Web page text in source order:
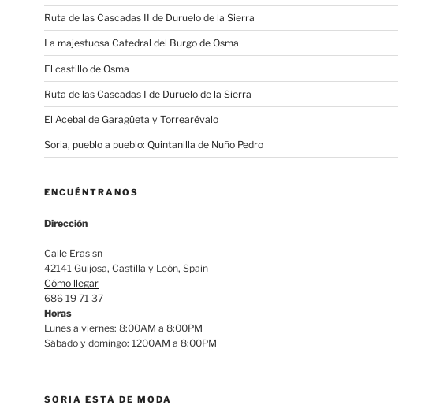
Ruta de las Cascadas II de Duruelo de la Sierra
La majestuosa Catedral del Burgo de Osma
El castillo de Osma
Ruta de las Cascadas I de Duruelo de la Sierra
El Acebal de Garagüeta y Torrearévalo
Soria, pueblo a pueblo: Quintanilla de Nuño Pedro
ENCUÉNTRANOS
Dirección
Calle Eras sn
42141 Guijosa, Castilla y León, Spain
Cómo llegar
686 19 71 37
Horas
Lunes a viernes: 8:00AM a 8:00PM
Sábado y domingo: 1200AM a 8:00PM
SORIA ESTÁ DE MODA